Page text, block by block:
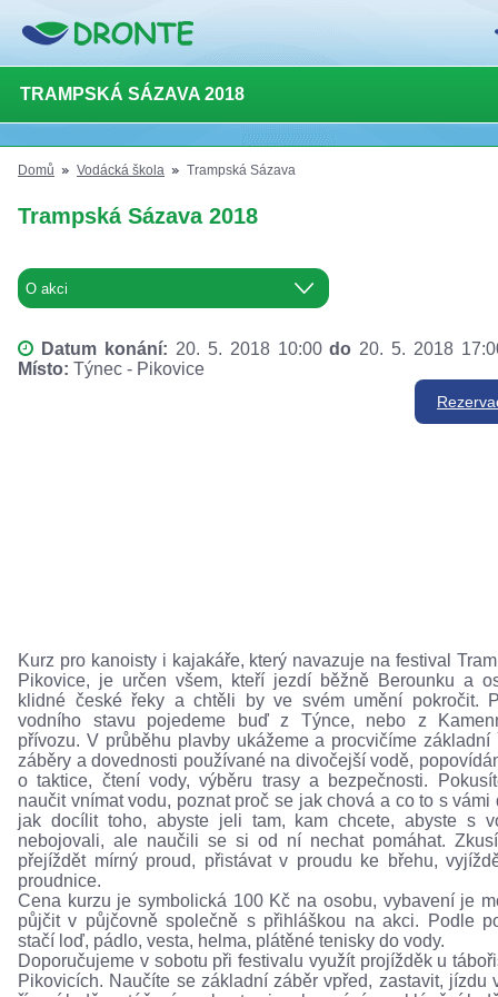
TRAMPSKÁ SÁZAVA 2018
Domů Vodácká škola Trampská Sázava
Trampská Sázava 2018
Datum konání: 20. 5. 2018 10:00do 20. 5. 2018
Místo: Týnec - Pikovice
Kurz pro kanoisty i kajakáře, který navazuje na festival
Pikovice, je určen všem, kteří jezdí běžně Berounku a
klidné české řeky a chtěli by ve svém umění pokročit.
vodního stavu pojedeme buď z Týnce, nebo z
přívozu. V průběhu plavby ukážeme a procvičíme základní
záběry a dovednosti používané na divočejší vodě,
o taktice, čtení vody, výběru trasy a bezpečnosti.
naučit vnímat vodu, poznat proč se jak chová a co to s vámi
jak docílit toho, abyste jeli tam, kam chcete, abyste s
nebojovali, ale naučili se si od ní nechat pomáhat.
přejíždět mírný proud, přistávat v proudu ke břehu,
proudnice.
Cena kurzu je symbolická 100 Kč na osobu, vybavení je
půjčit v půjčovně společně s přihláškou na akci. Podle
stačí loď, pádlo, vesta, helma, plátěné tenisky do vody.
Doporučujeme v sobotu při festivalu využít projížděk u
Pikovicích. Naučíte se základní záběr vpřed, zastavit, jízdu